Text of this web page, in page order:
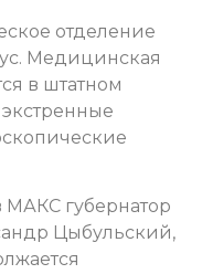
отделение
Медицинская
в штатном
МАКС губернатор
Цыбульский,